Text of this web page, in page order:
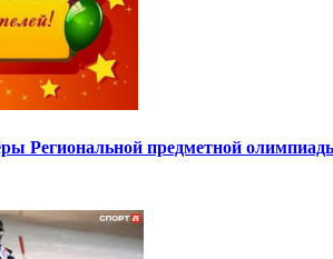
Региональной предметной